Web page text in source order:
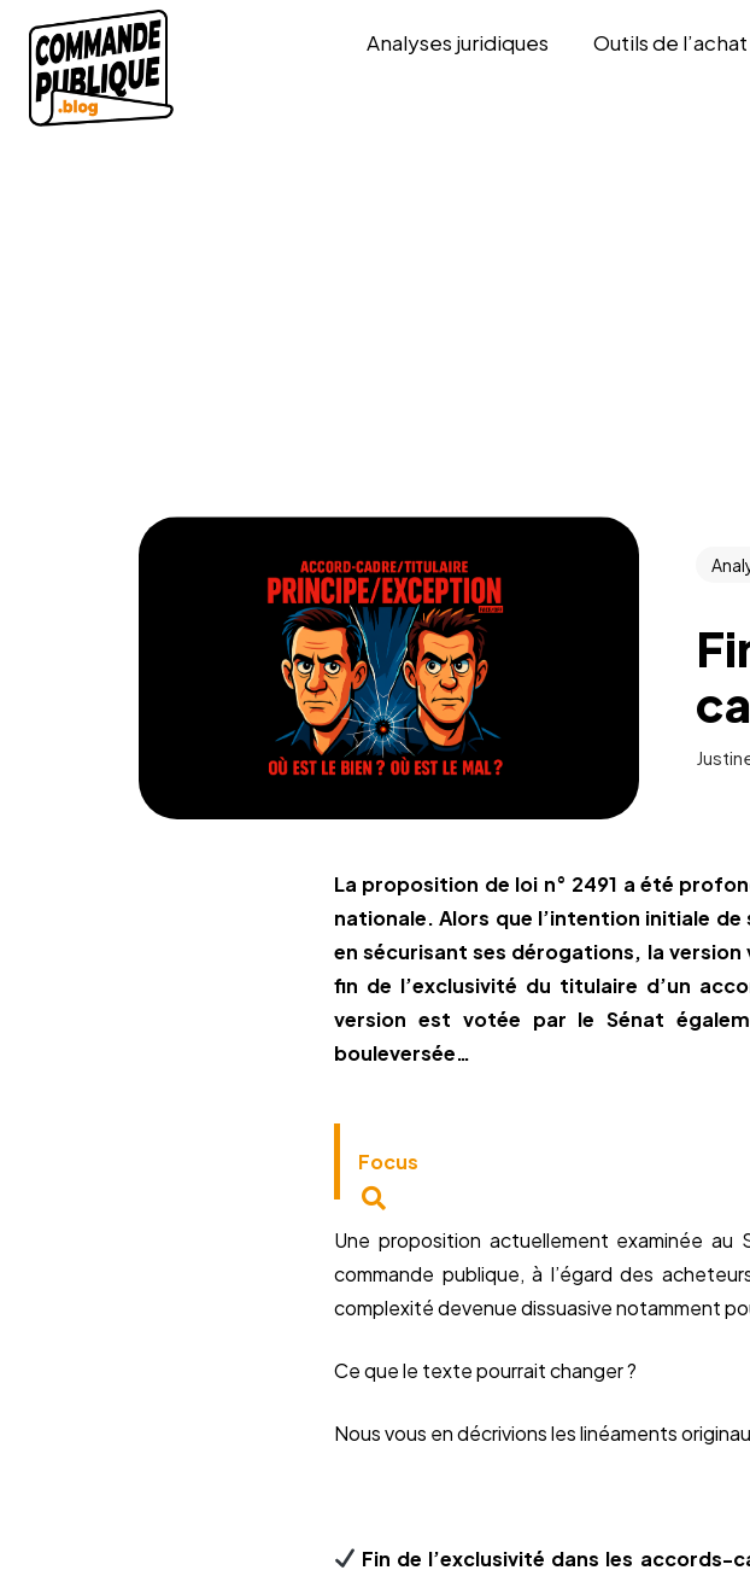
Analyses juridiques Outils de l’achat
La proposition de loi n° 2491 a été
nationale. Alors que l’intention initiale
en sécurisant ses dérogations, la
fin de l’exclusivité du titulaire d’un
version est votée par le Sénat
bouleversée…
Focus
Une proposition actuellement examinée au
commande publique, à l’égard des
complexité devenue dissuasive notamment
Ce que le texte pourrait changer ?
Nous vous en décrivions les linéaments
Fin de l’exclusivité dans les accords-